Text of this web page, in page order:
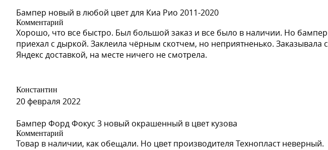
Бампер новый в любой цвет для Киа Рио 2011-2020
Комментарий
Хорошо, что все быстро. Был большой заказ и все было в наличии. Но бампер
приехал с дыркой. Заклеила чёрным скотчем, но неприятненько. Заказывала с
Яндекс доставкой, на месте ничего не смотрела.
Константин
20 февраля 2022
Бампер Форд Фокус 3 новый окрашенный в цвет кузова
Комментарий
Товар в наличии, как обещали. Но цвет производителя Технопласт неверный.